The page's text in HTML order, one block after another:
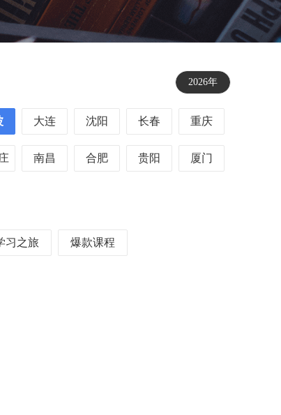
2026年
大连 沈阳 长春 重庆
南昌 合肥 贵阳 厦门
习之旅 爆款课程